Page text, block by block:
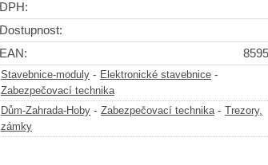
DPH:
Dostupnost:
EAN:
Stavebnice-moduly - Elektronické stavebnice -
Zabezpečovací technika
Dům-Zahrada-Hoby - Zabezpečovací technika-
Trezory,
zámky